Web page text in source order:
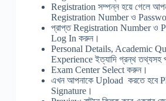
Registration সম্পন্ন হয়ে গেলে
Registration Number ও
প্রাপ্ত Registration Number ও
Log In করুন।
Personal Details, Academic
Experience ইত্যাদি গ্রন্থ তথ্যসহ
Exam Center Select করুন।
এখন আপনাকে Upload করতে হবে
Signature।